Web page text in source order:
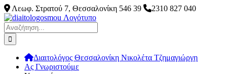
Μετάβαση
στο
περιεχόμενο
Λεωφ. Στρατού 7, Θεσσαλονίκη 546 39
2310 827 040
Facebook
Instagram
Pinterest
LinkedIn
Αναζήτηση
για:
Διαιτολόγος Θεσσαλονίκη Νικολέτα Τζημαγιώργη
Ας Γνωριστούμε